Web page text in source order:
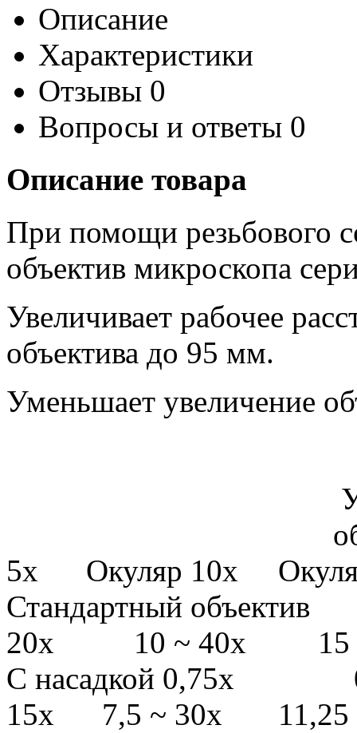
Описание
Характеристики
Отзывы 0
Вопросы и ответы 0
Описание товара
При помощи резьбового
объектив микроскопа
Увеличивает рабочее
объектива до 95 мм.
Уменьшает увеличение
5х Окуляр 10х
Стандартный
20х 10 ~ 40х 15
С насадкой
15х 7,5 ~ 30х 11,25